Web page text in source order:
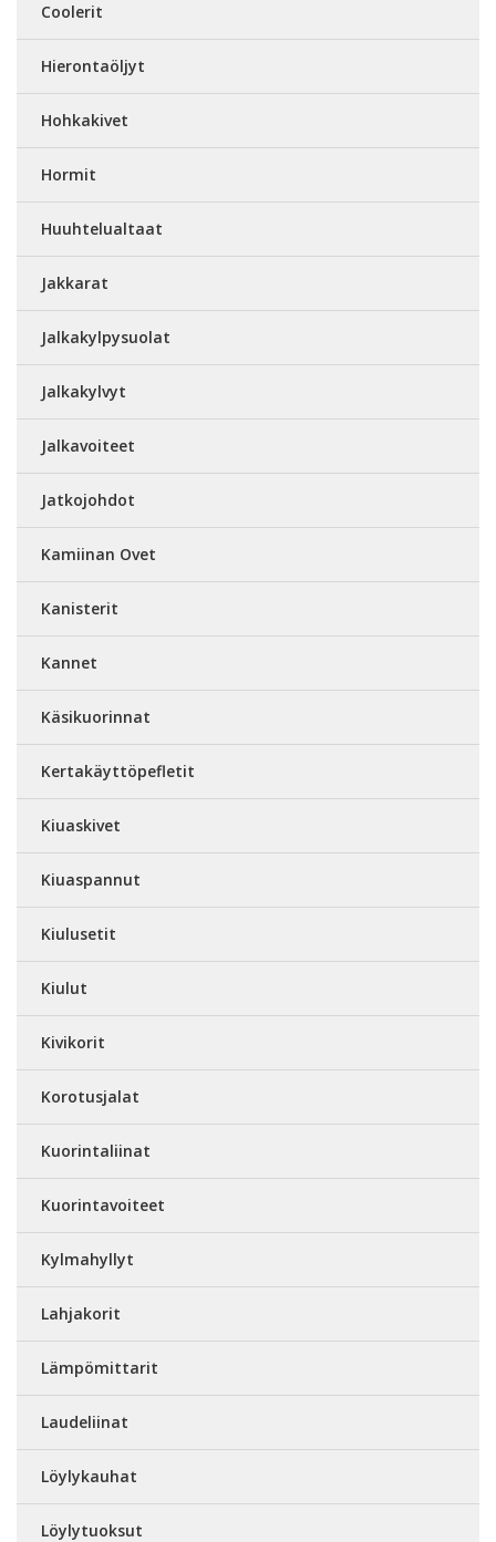
Coolerit
Hierontaöljyt
Hohkakivet
Hormit
Huuhtelualtaat
Jakkarat
Jalkakylpysuolat
Jalkakylvyt
Jalkavoiteet
Jatkojohdot
Kamiinan Ovet
Kanisterit
Kannet
Käsikuorinnat
Kertakäyttöpefletit
Kiuaskivet
Kiuaspannut
Kiulusetit
Kiulut
Kivikorit
Korotusjalat
Kuorintaliinat
Kuorintavoiteet
Kylmahyllyt
Lahjakorit
Lämpömittarit
Laudeliinat
Löylykauhat
Löylytuoksut